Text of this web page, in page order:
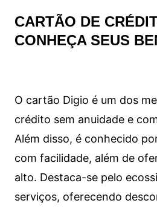
CARTÃO DE
CONHEÇA SEUS
O cartão Digio é um dos
crédito sem anuidade e
Além disso, é conhecido
com facilidade, além de
alto. Destaca-se pelo
serviços, oferecendo